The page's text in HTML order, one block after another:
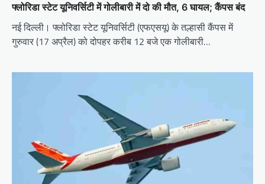
फ्लोरिडा स्टेट यूनिवर्सिटी में गोलीबारी में दो की मौत, 6 घायल; कैंपस बंद
नई दिल्ली। फ्लोरिडा स्टेट यूनिवर्सिटी (एफएसयू) के तल्हासी कैंपस में
गुरुवार (17 अप्रैल) को दोपहर करीब 12 बजे एक गोलीबारी…